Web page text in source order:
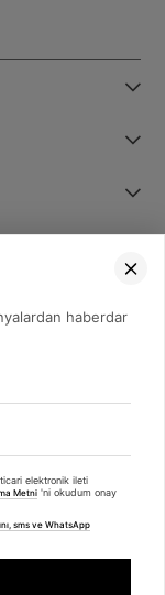
SSL sertifikası ile
haberdar
elektronik ileti
Metni 'ni okudum onay
sms ve WhatsApp